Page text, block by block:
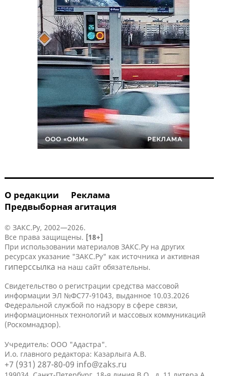
О редакции
Реклама
Предвыборная агитация
© ЗАКС.Ру, 2002—2026.
Все права защищены. [18+]
При использовании материалов ЗАКС.Ру на других
ресурсах указание "ЗАКС.Ру" как источника и активная
гиперссылка на наш сайт обязательны.
Свидетельство о регистрации средства массовой
информации ЭЛ №ФС77-91043, выданное 10.03.2026
Федеральной службой по надзору в сфере связи,
информационных технологий и массовых коммуникаций
(Роскомнадзор).
Учредитель: ООО "Адастра".
И.о. главного редактора: Казарлыга А.В.
+7 (931) 287-80-09 info@zaks.ru